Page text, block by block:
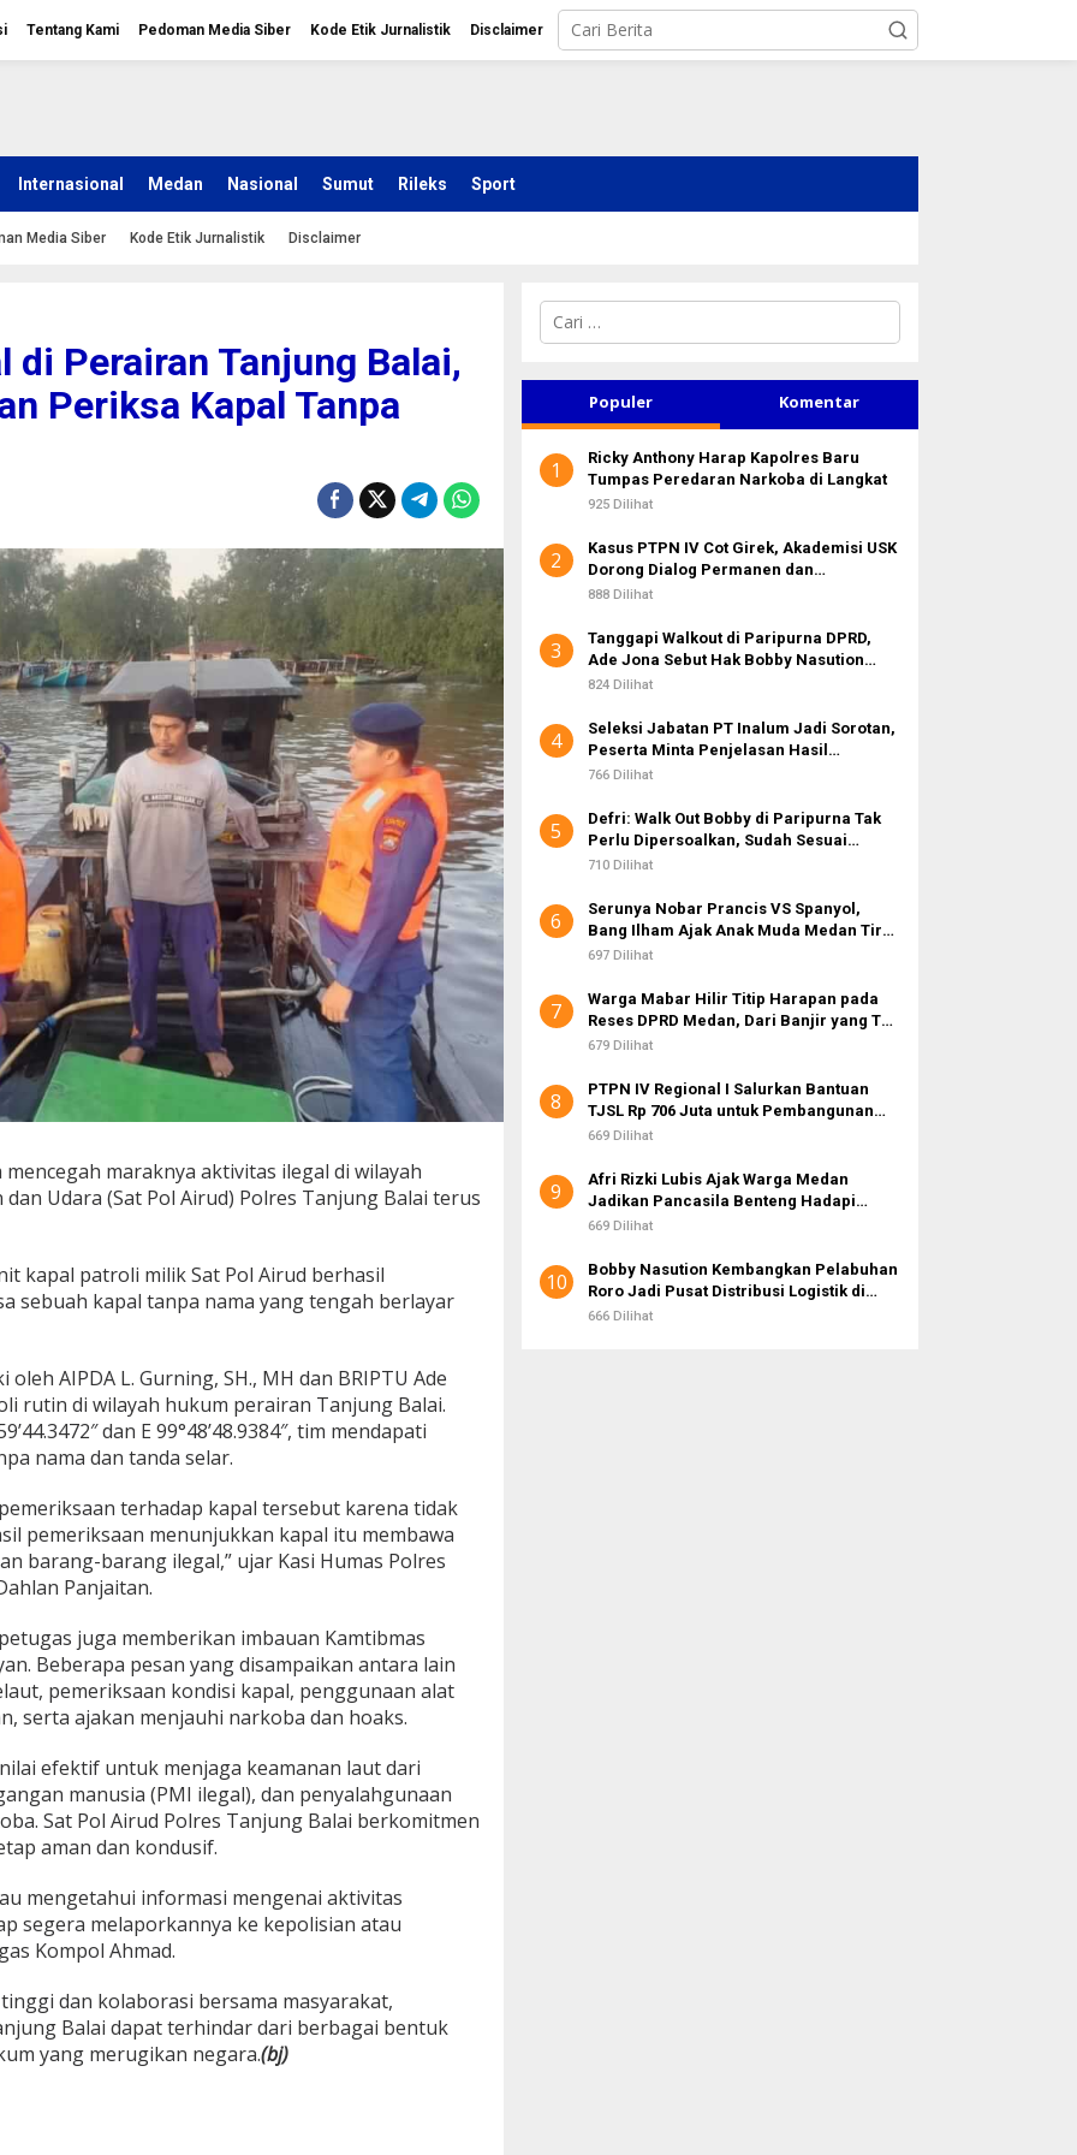
Tentang Kami Pedoman Media Siber Kode Etik Jurnalistik Disclaimer
Internasional Medan Nasional Sumut Rileks Sport
Media Siber Kode Etik Jurnalistik Disclaimer
di Perairan Tanjung Balai,
Periksa Kapal Tanpa
mencegah maraknya aktivitas ilegal di wilayah
Udara (Sat Pol Airud) Polres Tanjung Balai terus
kapal patroli milik Sat Pol Airud berhasil
sebuah kapal tanpa nama yang tengah berlayar
AIPDA L. Gurning, SH., MH dan BRIPTU Ade
rutin di wilayah hukum perairan Tanjung Balai.
dan E 99°48’48.9384″, tim mendapati
nama dan tanda selar.
terhadap kapal tersebut karena tidak
pemeriksaan menunjukkan kapal itu membawa
barang-barang ilegal,” ujar Kasi Humas Polres
Panjaitan.
juga memberikan imbauan Kamtibmas
Beberapa pesan yang disampaikan antara lain
pemeriksaan kondisi kapal, penggunaan alat
serta ajakan menjauhi narkoba dan hoaks.
efektif untuk menjaga keamanan laut dari
manusia (PMI ilegal), dan penyalahgunaan
Sat Pol Airud Polres Tanjung Balai berkomitmen
aman dan kondusif.
mengetahui informasi mengenai aktivitas
segera melaporkannya ke kepolisian atau
Kompol Ahmad.
dan kolaborasi bersama masyarakat,
Balai dapat terhindar dari berbagai bentuk
yang merugikan negara.(bj)
C
i
n
u
k
Populer Komentar
1
Ricky Anthony Harap Kapolres Baru
Tumpas Peredaran Narkoba di Langkat
925 Dilihat
2
Kasus PTPN IV Cot Girek, Akademisi USK
Dorong Dialog Permanen dan
Penegakan Hukum
888 Dilihat
3
Tanggapi Walkout di Paripurna DPRD,
Ade Jona Sebut Hak Bobby Nasution
Sebagai Kepala Daerah
824 Dilihat
4
Seleksi Jabatan PT Inalum Jadi Sorotan,
Peserta Minta Penjelasan Hasil
Assessment
766 Dilihat
5
Defri: Walk Out Bobby di Paripurna Tak
Perlu Dipersoalkan, Sudah Sesuai
Kourum
710 Dilihat
6
Serunya Nobar Prancis VS Spanyol,
Bang Ilham Ajak Anak Muda Medan Tiru
Kejayaan Legenda Bola 80-an
697 Dilihat
7
Warga Mabar Hilir Titip Harapan pada
Reses DPRD Medan, Dari Banjir yang Tak
Kunjung Surut hingga Layanan IKD
679 Dilihat
8
PTPN IV Regional I Salurkan Bantuan
TJSL Rp 706 Juta untuk Pembangunan
Sosial Berkelanjutan
669 Dilihat
9
Afri Rizki Lubis Ajak Warga Medan
Jadikan Pancasila Benteng Hadapi
Hoaks dan Perpecahan di Era Digital
669 Dilihat
10
Bobby Nasution Kembangkan Pelabuhan
Roro Jadi Pusat Distribusi Logistik di
Kepulauan Nias
666 Dilihat